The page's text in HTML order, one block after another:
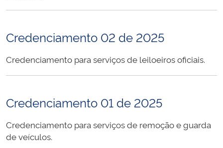
Credenciamento 02 de 2025
Credenciamento para serviços de leiloeiros oficiais.
Credenciamento 01 de 2025
Credenciamento para serviços de remoção e guarda
de veículos.